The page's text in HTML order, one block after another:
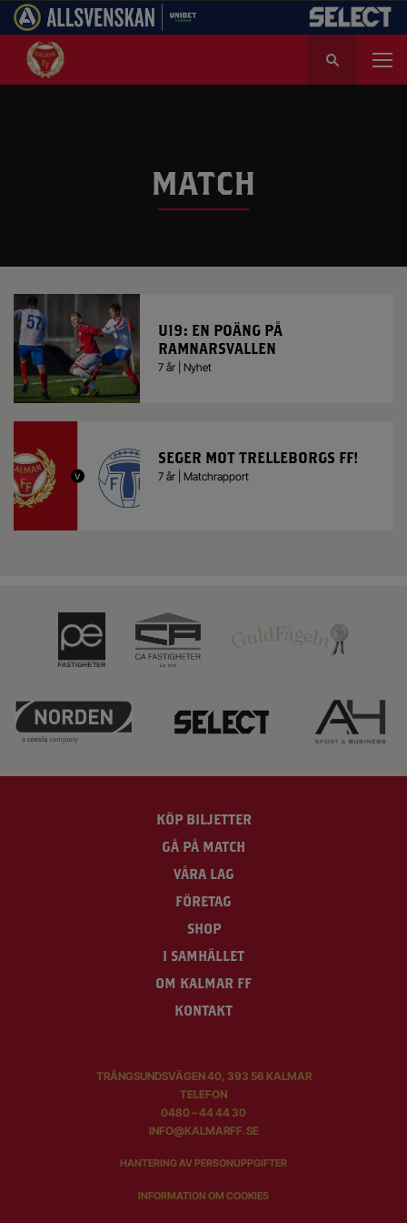
k
MATCH
U19: EN POÄNG PÅ
RAMNARSVALLEN
7 år | Nyhet
SEGER MOT TRELLEBORGS FF!
7 år | Matchrapport
KÖP BILJETTER
GÅ PÅ MATCH
VÅRA LAG
FÖRETAG
SHOP
I SAMHÄLLET
OM KALMAR FF
KONTAKT
TRÅNGSUNDSVÄGEN 40, 393 56 KALMAR
TELEFON
0480 – 44 44 30
INFO@KALMARFF.SE
HANTERING AV PERSONUPPGIFTER
INFORMATION OM COOKIES